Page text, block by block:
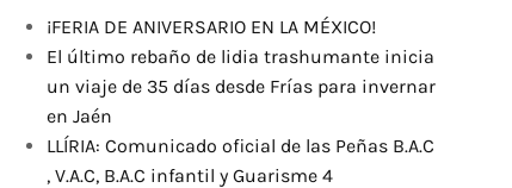
¡FERIA DE ANIVERSARIO EN LA MÉXICO!
El último rebaño de lidia trashumante inicia
un viaje de 35 días desde Frías para invernar
en Jaén
LLÍRIA: Comunicado oficial de las Peñas B.A.C
, V.A.C, B.A.C infantil y Guarisme 4